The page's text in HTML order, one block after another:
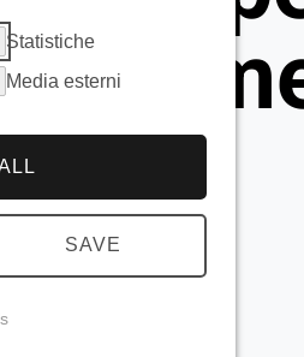
e
Statistiche
Media esterni
SAVE